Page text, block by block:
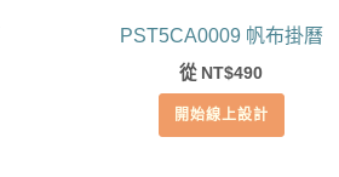
PST5CA0009 帆布掛曆
從 NT$490
開始線上設計